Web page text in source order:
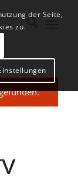
der Seite,
zu.